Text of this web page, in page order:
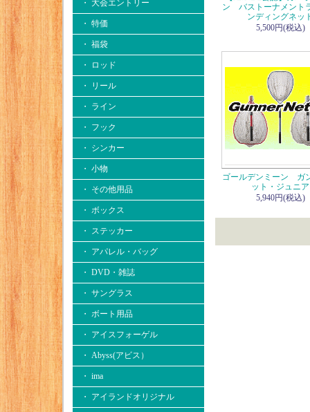
・ 大会エントリー
・ 特価
・ 福袋
・ ロッド
・ リール
・ ライン
・ フック
・ シンカー
・ 小物
・ その他用品
・ ボックス
・ ステッカー
・ アパレル・バッグ
・ DVD・雑誌
・ サングラス
・ ボート用品
・ アイスフォーゲル
・ Abyss(アビス）
・ ima
・ アイランドオリジナル
ン バストーナメント
ンディングネッ
5,500円(税込)
ゴールデンミーン ガ
ット・ジュニア
5,940円(税込)